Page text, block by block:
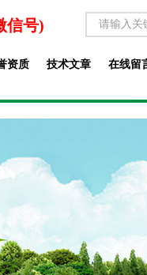
信号)
资质 技术文章 在线留